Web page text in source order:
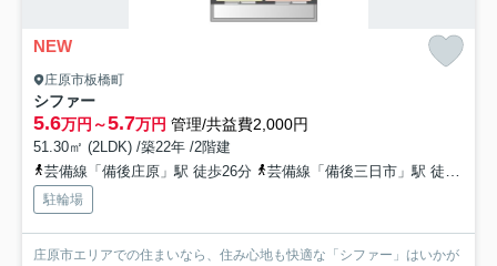
NEW
庄原市板橋町
シファー
5.6万円～5.7万円 管理/共益費2,000円
51.30㎡ (2LDK) /築22年 /2階建
芸備線「備後庄原」駅 徒歩26分
芸備線「備後三日市」駅 徒歩29分
駐輪場
庄原市エリアでの住まいなら、住み心地も快適な「シファー」はいかが